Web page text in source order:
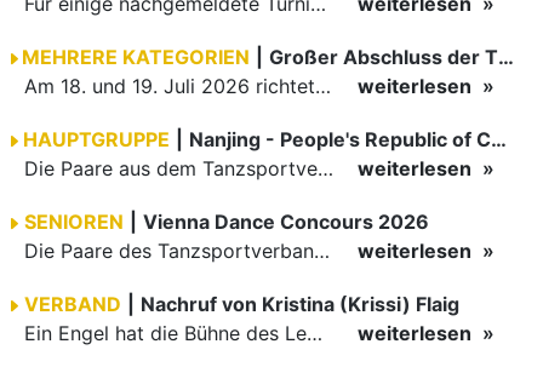
MEHRERE KATEGORIEN
Großer Abschluss der TBW-Trophy in Weinheim
Am 18. und 19. Juli 2026 richtete die Tanzsportabteilung (TSA) der TSG 1862 Weinheim das Abschlussturnier der diesjährigen TBW-Trophy-Serie aus. Zum traditionellen Saisonfinale kamen rund 400 Starts über…
weiterlesen
HAUPTGRUPPE
Nanjing - People's Republic of China
Die Paare aus dem Tanzsportverband Baden-Württemberg (TBW) haben beim hochklassig besetzten WDSF GrandSlam im chinesischen Nanjing wieder einmal auf internationalem Top-Niveau geglänzt. Das…
weiterlesen
SENIOREN
Vienna Dance Concours 2026
Die Paare des Tanzsportverbandes Baden-Württemberg (TBW) glänzten auf dem internationalen Parkett des Vienna Dance Concourse 2026 im Wiener Rathaus mit hervorragenden Platzierungen Ergebnisse unter: …
weiterlesen
VERBAND
Nachruf von Kristina (Krissi) Flaig
Ein Engel hat die Bühne des Lebens verlassen. Viel zu früh, plötzlich und für uns alle unfassbar, wurde unsere geliebte Kristina (Krissi) Flaig im Alter von 36 Jahren aus dem Leben gerissen. Das Tanzen…
weiterlesen